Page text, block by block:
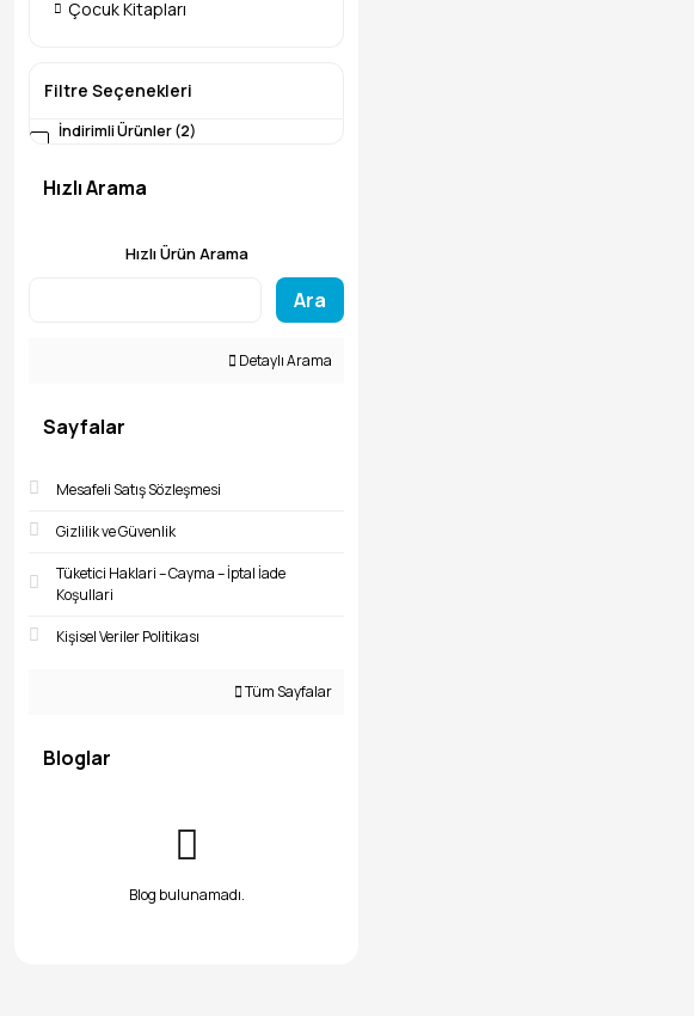
Çocuk Kitapları
Filtre Seçenekleri
İndirimli Ürünler (2)
Hızlı Arama
Hızlı Ürün Arama
Ara
Detaylı Arama
Sayfalar
Mesafeli Satış Sözleşmesi
Gizlilik ve Güvenlik
Tüketici Haklari – Cayma – İptal İade
Koşullari
Kişisel Veriler Politikası
Tüm Sayfalar
Bloglar
Blog bulunamadı.